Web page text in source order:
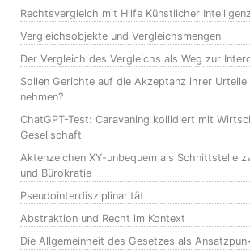
Rechtsvergleich mit Hilfe Künstlicher
Vergleichsobjekte und Vergleichsmengen
Der Vergleich des Vergleichs als Weg zur
Sollen Gerichte auf die Akzeptanz ihrer Urteile
nehmen?
ChatGPT-Test: Caravaning kollidiert mit
Gesellschaft
Aktenzeichen XY-unbequem als Schnittstelle
und Bürokratie
Pseudointerdisziplinarität
Abstraktion und Recht im Kontext
Die Allgemeinheit des Gesetzes als